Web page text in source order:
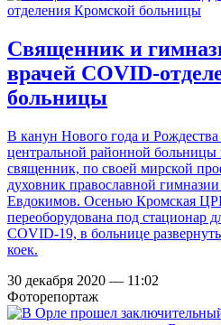
Священник и
врачей COVID-
больницы
В канун Нового года и
центральной районной больницы
священник, по своей мирской
духовник православной
Евдокимов. Осенью Кромская
переоборудована под стационар
COVID-19, в больнице
коек.
30 декабря 2020 — 11:02
Фоторепортаж